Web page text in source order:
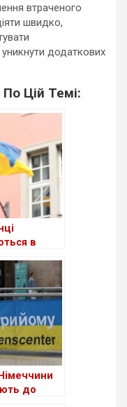
втраченого
швидко,
додаткових
Цій Темі:
в
до